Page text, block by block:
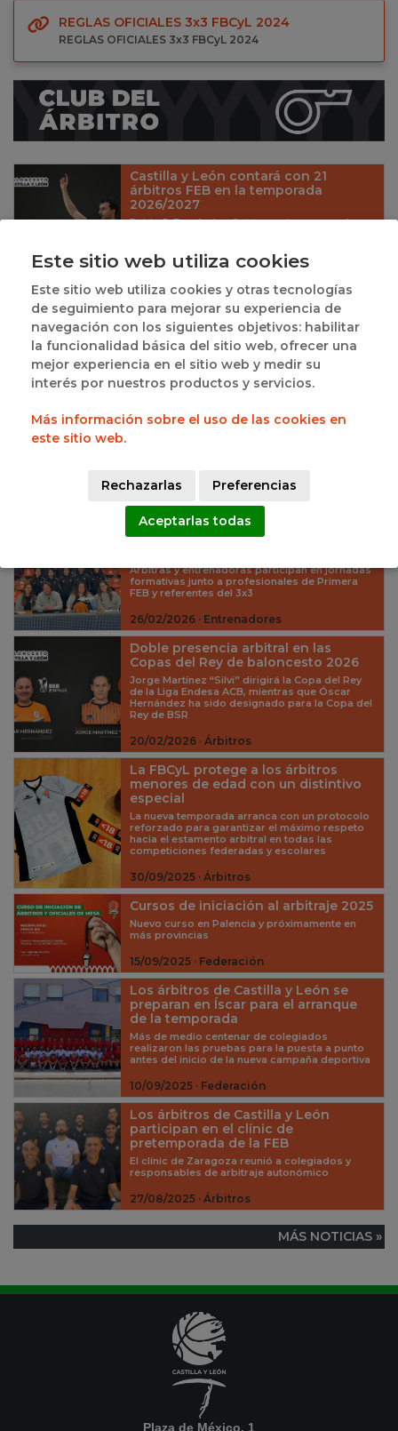
REGLAS OFICIALES 3x3 FBCyL 2024
REGLAS OFICIALES 3x3 FBCyL 2024
Castilla y León contará con 21
árbitros FEB en la temporada
2026/2027
Pablo J. Fernández Cotrina se incorpora al
03/08/2026 · Árbitros
Árbitros de Castilla y León, en el
foco de las competiciones
nacionales
Liga Endesa, Primera FEB y Liga Femenina
Challenge destacan la proyección nacional del
arbitraje autonómico
03/06/2026 · Árbitros
Los árbitros de Castilla y León
presentes en los Campeonatos de
Infantil y Minibasket
27/05/2026 · Árbitros
Doble jornada de mentoring
Árbitras y entrenadoras participan en jornadas
formativas junto a profesionales de Primera
FEB y referentes del 3x3
26/02/2026 · Entrenadores
Doble presencia arbitral en las
Copas del Rey de baloncesto 2026
Jorge Martínez “Silvi” dirigirá la Copa del Rey
de la Liga Endesa ACB, mientras que Óscar
Hernández ha sido designado para la Copa del
Rey de BSR
20/02/2026 · Árbitros
La FBCyL protege a los árbitros
menores de edad con un distintivo
especial
La nueva temporada arranca con un protocolo
reforzado para garantizar el máximo respeto
hacia el estamento arbitral en todas las
competiciones federadas y escolares
30/09/2025 · Árbitros
Cursos de iniciación al arbitraje 2025
Nuevo curso en Palencia y próximamente en
más provincias
15/09/2025 · Federación
Los árbitros de Castilla y León se
preparan en Íscar para el arranque
de la temporada
Más de medio centenar de colegiados
realizaron las pruebas para la puesta a punto
antes del inicio de la nueva campaña deportiva
10/09/2025 · Federación
Los árbitros de Castilla y León
participan en el clínic de
pretemporada de la FEB
El clínic de Zaragoza reunió a colegiados y
responsables de arbitraje autonómico
27/08/2025 · Árbitros
MÁS NOTICIAS »
Plaza de México, 1
Este sitio web utiliza cookies
Este sitio web utiliza cookies y otras tecnologías
de seguimiento para mejorar su experiencia de
navegación con los siguientes objetivos: habilitar
la funcionalidad básica del sitio web, ofrecer una
mejor experiencia en el sitio web y medir su
interés por nuestros productos y servicios.
Más información sobre el uso de las cookies en
este sitio web.
Rechazarlas Preferencias
Aceptarlas todas